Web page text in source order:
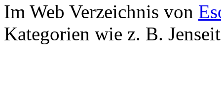
Im Web Verzeichnis von
Kategorien wie z. B.